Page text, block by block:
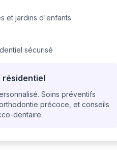
et jardins d'enfants
sécurisé
résidentiel
Soins préventifs
précoce, et conseils
dentaire.